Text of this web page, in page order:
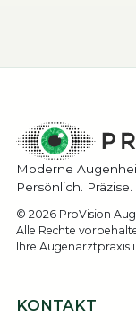
Moderne
Persönlich.
© 2026 ProVision
Alle Rechte
Ihre Augenarztpraxis
KONTAKT